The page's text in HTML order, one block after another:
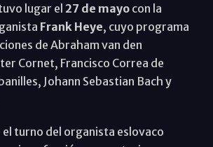
lugar el 27 de mayocon la
Frank Heye, cuyo programa
de Abraham van den
Cornet, Francisco Correa de
Johann Sebastian Bach y
turno del organista eslovaco